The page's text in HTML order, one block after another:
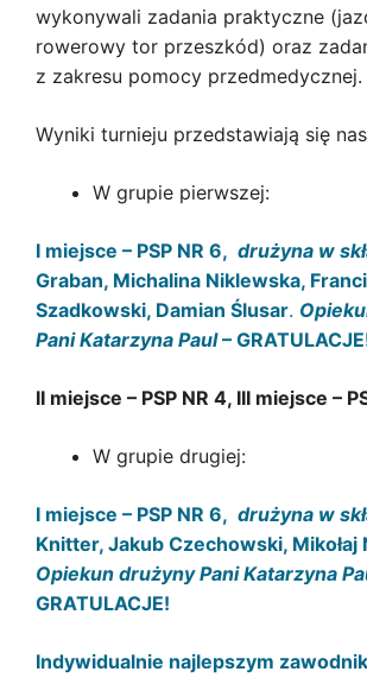
wykonywali zadania praktyczne
rowerowy tor przeszkód) oraz
z zakresu pomocy przedmedycznej.
Wyniki turnieju przedstawiają się
W grupie pierwszej:
I miejsce – PSP NR 6, drużyna w
Graban, Michalina Niklewska,
Szadkowski, Damian Ślusar.
Pani Katarzyna Paul–
II miejsce – PSP NR 4, III miejsce –
W grupie drugiej:
I miejsce – PSP NR 6, drużyna w
Knitter, Jakub Czechowski, Mikołaj
Opiekun drużyny Pani Katarzyna
GRATULACJE!
Indywidualnie najlepszym